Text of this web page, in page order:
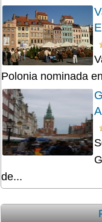
Polonia nominada
de...